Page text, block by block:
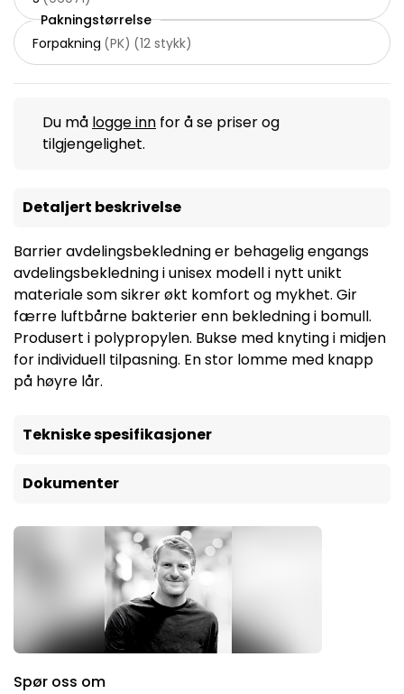
Pakningstørrelse
Forpakning (PK) (12 stykk)
Du må logge inn for å se priser og
tilgjengelighet.
Detaljert beskrivelse
Barrier avdelingsbekledning er behagelig engangs
avdelingsbekledning i unisex modell i nytt unikt
materiale som sikrer økt komfort og mykhet. Gir
færre luftbårne bakterier enn bekledning i bomull.
Produsert i polypropylen. Bukse med knyting i midjen
for individuell tilpasning. En stor lomme med knapp
på høyre lår.
Tekniske spesifikasjoner
Dokumenter
Spør oss om